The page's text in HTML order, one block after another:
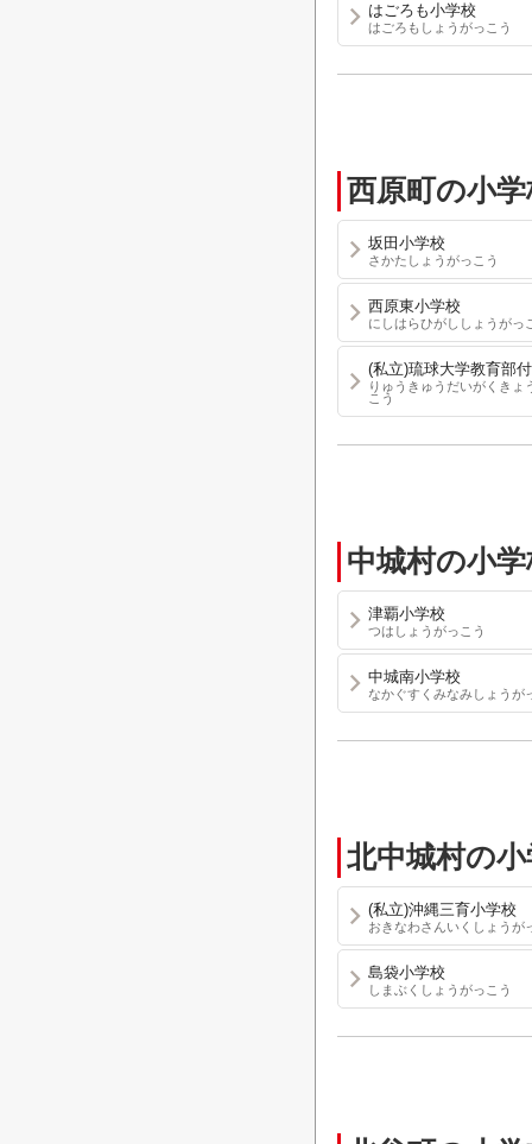
はごろも小学校
はごろもしょうがっこう
西原町の小
坂田小学校
さかたしょうがっこう
西原東小学校
にしはらひがししょうがっ
(私立)琉球大学教育部
りゅうきゅうだいがくきょ
こう
中城村の小
津覇小学校
つはしょうがっこう
中城南小学校
なかぐすくみなみしょうが
北中城村の
(私立)沖縄三育小学校
おきなわさんいくしょうが
島袋小学校
しまぶくしょうがっこう